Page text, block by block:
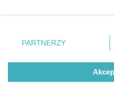
zmienić/wycofać klikając
znajdujący się w lewym
użytkownika, ale masz prawo
przetwarzaniu. Preferencje
PARTNERZY